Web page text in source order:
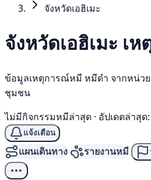
จังหวัดเอฮิเมะ
จังหวัดเอฮิเมะ เ
ข้อมูลเหตุการณ์หมี หมีดำ จากหน่วย
ชุมชน
ไม่มีกิจกรรมหมีล่าสุด · อัปเดตล่าสุ
แจ้งเตือน
แผนเดินทาง รายงานหมี